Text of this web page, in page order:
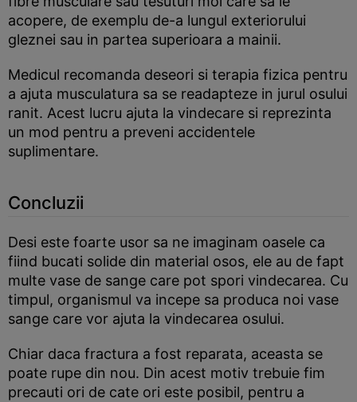
acopere, de exemplu de-a lungul exteriorului
gleznei sau in partea superioara a mainii.
Medicul recomanda deseori si terapia fizica pentru
a ajuta musculatura sa se readapteze in jurul osului
ranit. Acest lucru ajuta la vindecare si reprezinta
un mod pentru a preveni accidentele
suplimentare.
Concluzii
Desi este foarte usor sa ne imaginam oasele ca
fiind bucati solide din material osos, ele au de fapt
multe vase de sange care pot spori vindecarea. Cu
timpul, organismul va incepe sa produca noi vase
sange care vor ajuta la vindecarea osului.
Chiar daca fractura a fost reparata, aceasta se
poate rupe din nou. Din acest motiv trebuie fim
precauti ori de cate ori este posibil, pentru a